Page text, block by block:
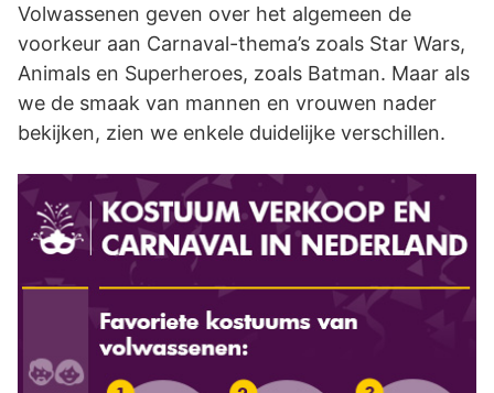
Volwassenen geven over het algemeen de
voorkeur aan Carnaval-thema’s zoals Star Wars,
Animals en Superheroes, zoals Batman. Maar als
we de smaak van mannen en vrouwen nader
bekijken, zien we enkele duidelijke verschillen.